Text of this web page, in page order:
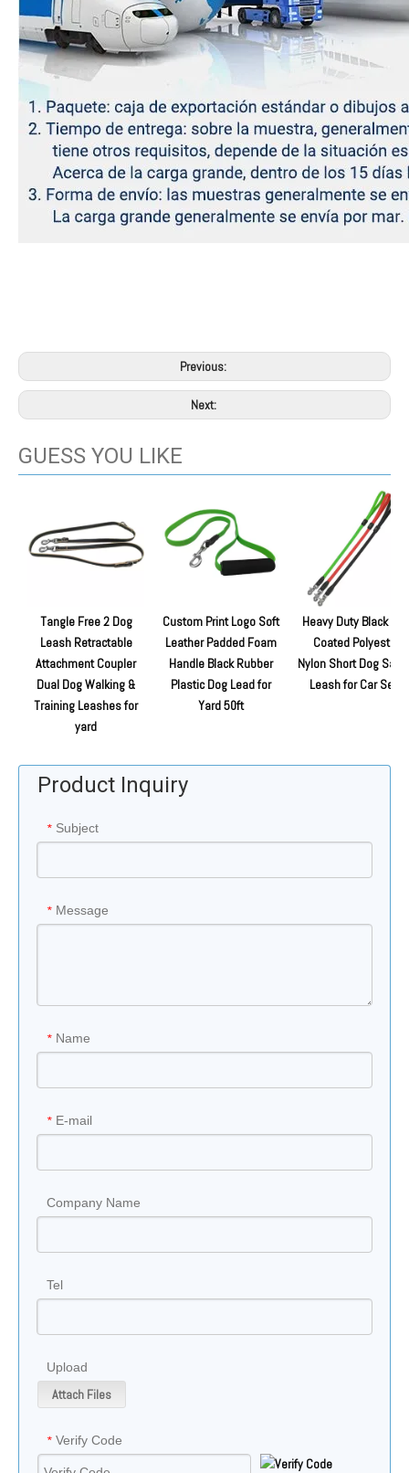
Previous:
Next:
GUESS YOU LIKE
Tangle Free 2 Dog
Leash Retractable
Attachment Coupler
Dual Dog Walking &
Training Leashes for
yard
Custom Print Logo Soft
Leather Padded Foam
Handle Black Rubber
Plastic Dog Lead for
Yard 50ft
Heavy Duty Black
Coated Polyester
Nylon Short Dog
Leash for Car Seat
Product Inquiry
* Subject
* Message
* Name
* E-mail
Company Name
Tel
Upload
Attach Files
* Verify Code